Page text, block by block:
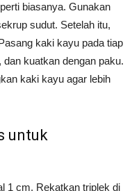
biasanya. Gunakan
sudut. Setelah itu,
kaki kayu pada tiap
kuatkan dengan paku.
kaki kayu agar lebih
untuk
1 cm. Rekatkan triplek di